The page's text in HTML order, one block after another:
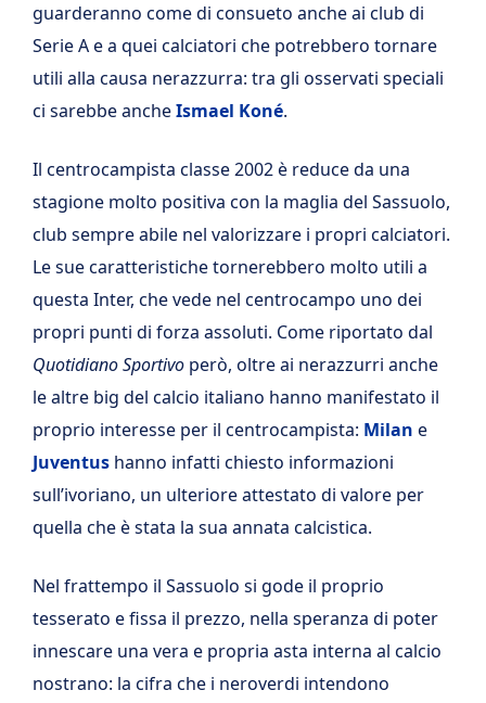
guarderanno come di consueto anche ai club di
Serie A e a quei calciatori che potrebbero tornare
utili alla causa nerazzurra: tra gli osservati speciali
ci sarebbe ancheIsmael Koné.
Il centrocampista classe 2002 è reduce da una
stagione molto positiva con la maglia del Sassuolo,
club sempre abile nel valorizzare i propri calciatori.
Le sue caratteristiche tornerebbero molto utili a
questa Inter, che vede nel centrocampo uno dei
propri punti di forza assoluti. Come riportato dal
Quotidiano Sportivo però, oltre ai nerazzurri anche
le altre big del calcio italiano hanno manifestato il
proprio interesse per il centrocampista: Milan e
Juventus hanno infatti chiesto informazioni
sull’ivoriano, un ulteriore attestato di valore per
quella che è stata la sua annata calcistica.
Nel frattempo il Sassuolo si gode il proprio
tesserato e fissa il prezzo, nella speranza di poter
innescare una vera e propria asta interna al calcio
nostrano: la cifra che i neroverdi intendono